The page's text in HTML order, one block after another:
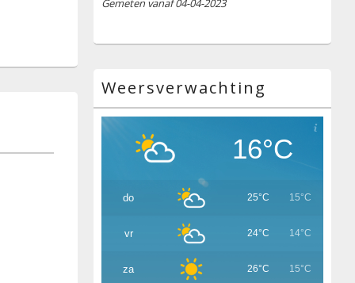
Weersverwachting
16°C
do 25°C 15°C
vr 24°C 14°C
za 26°C 15°C